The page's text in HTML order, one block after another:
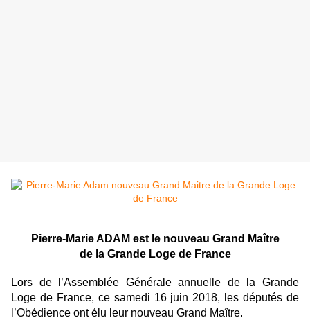
Pierre-Marie ADAM est le nouveau Grand Maître
de la Grande Loge de France
Lors de l’Assemblée Générale annuelle de la Grande
Loge de France, ce samedi 16 juin 2018, les députés de
l’Obédience ont élu leur nouveau Grand Maître.